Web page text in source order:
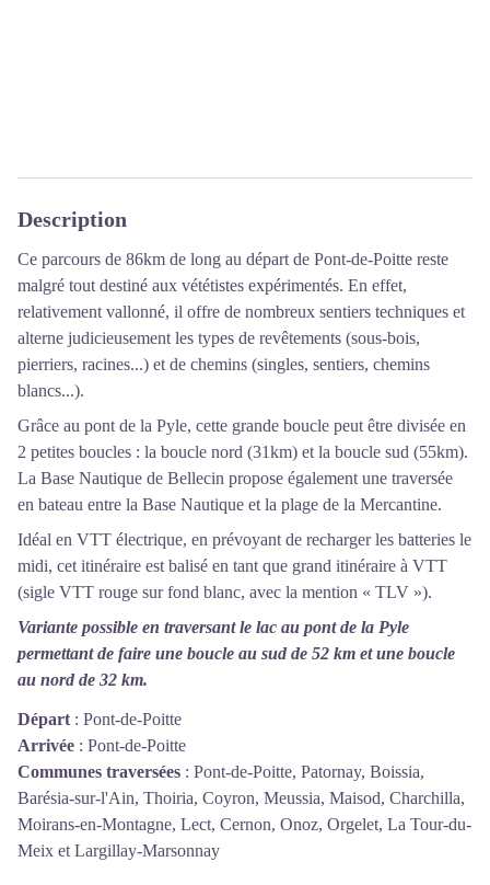
Description
Ce parcours de 86km de long au départ de Pont-de-Poitte reste
malgré tout destiné aux vététistes expérimentés. En effet,
relativement vallonné, il offre de nombreux sentiers techniques et
alterne judicieusement les types de revêtements (sous-bois,
pierriers, racines...) et de chemins (singles, sentiers, chemins
blancs...).
Grâce au pont de la Pyle, cette grande boucle peut être divisée en
2 petites boucles : la boucle nord (31km) et la boucle sud (55km).
La Base Nautique de Bellecin propose également une traversée
en bateau entre la Base Nautique et la plage de la Mercantine.
Idéal en VTT électrique, en prévoyant de recharger les batteries le
midi, cet itinéraire est balisé en tant que grand itinéraire à VTT
(sigle VTT rouge sur fond blanc, avec la mention « TLV »).
Variante possible en traversant le lac au pont de la Pyle
permettant de faire une boucle au sud de 52 km et une boucle
au nord de 32 km.
Départ : Pont-de-Poitte
Arrivée : Pont-de-Poitte
Communes traversées : Pont-de-Poitte, Patornay, Boissia,
Barésia-sur-l'Ain, Thoiria, Coyron, Meussia, Maisod, Charchilla,
Moirans-en-Montagne, Lect, Cernon, Onoz, Orgelet, La Tour-du-
Meix et Largillay-Marsonnay